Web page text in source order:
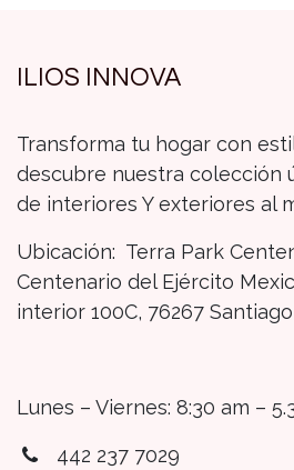
ILIOS INNOVA
Transforma tu hogar con
descubre nuestra colección
de interiores Y exteriores al
Ubicación: Terra Park
Centenario del Ejército
interior 100C, 76267
Lunes – Viernes: 8:30 am –
442 237 7029